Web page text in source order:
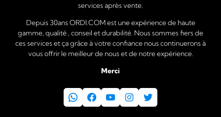
services après vente.
Depuis 30ans ORDI.COM est une expérience de haute
gamme, qualité , conseil et durabilité. Nous sommes fiers de
ces services et ça grâce à votre confiance nous continuerons à
vous offrir le meilleur de nous et de notre expérience.
Merci
WhatsApp Facebook YouTube Instagram Twitter